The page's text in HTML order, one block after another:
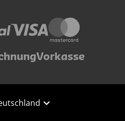
Vorkasse